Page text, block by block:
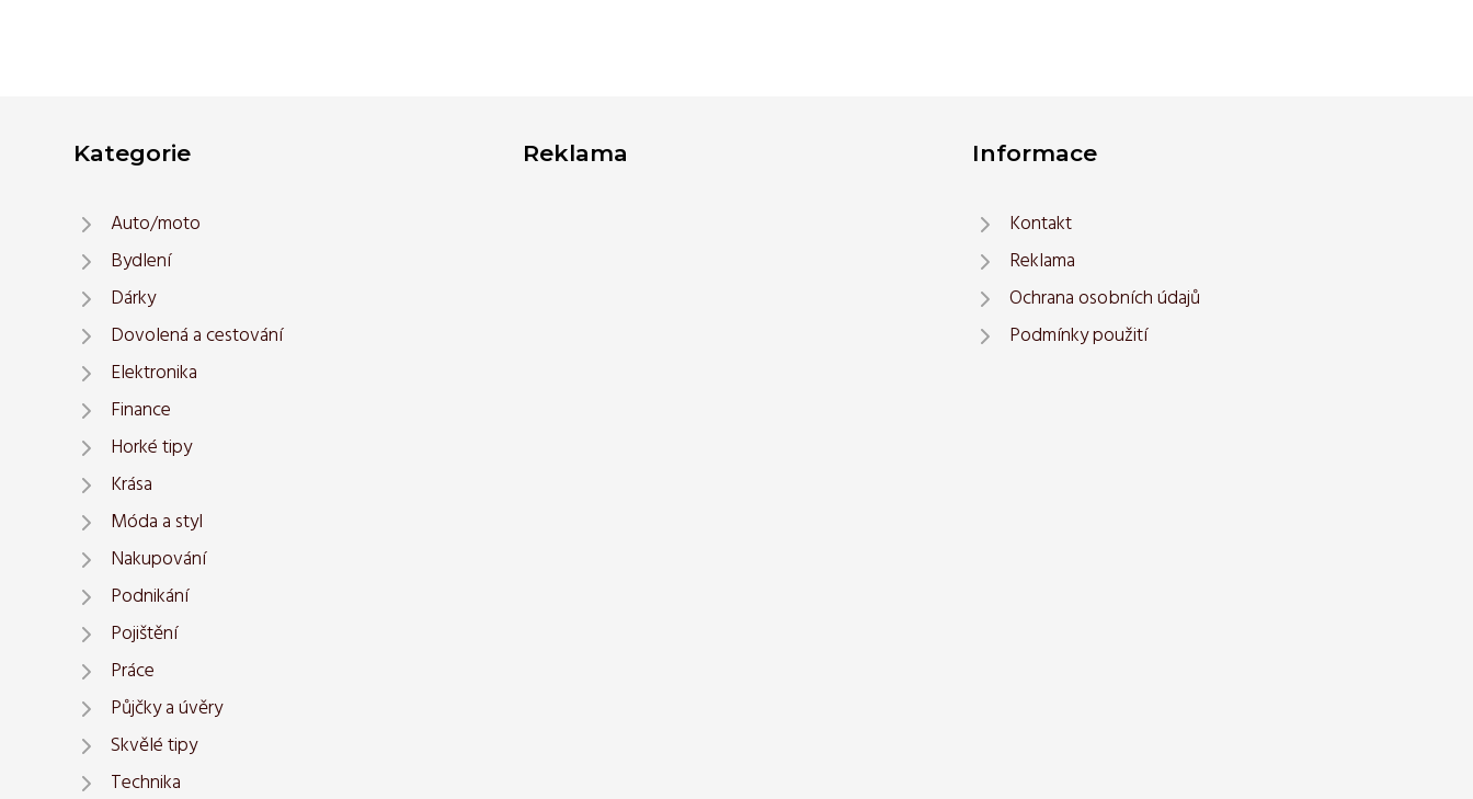
Kategorie
Auto/moto
Bydlení
Dárky
Dovolená a cestování
Elektronika
Finance
Horké tipy
Krása
Móda a styl
Nakupování
Podnikání
Pojištění
Práce
Půjčky a úvěry
Skvělé tipy
Technika
Reklama Informace
Kontakt
Reklama
Ochrana osobních údajů
Podmínky použití